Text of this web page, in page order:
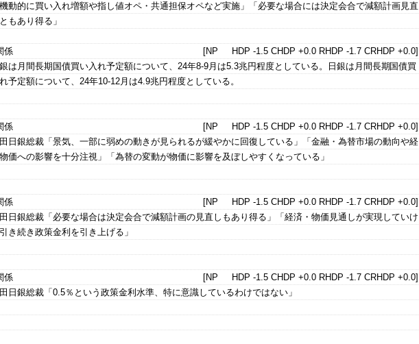
動的に買い入れ増額や指し値オペ・共通担保オペなど実施」「必要な場合には決定会合で減額計画見直
もあり得る」
係
[NP HDP -1.5 CHDP +0.0 RHDP -1.7 CRHDP +0.0]
銀は月間長期国債買い入れ予定額について、24年8-9月は5.3兆円程度としている。日銀は月間長期国債買
予定額について、24年10-12月は4.9兆円程度としている。
係
[NP HDP -1.5 CHDP +0.0 RHDP -1.7 CRHDP +0.0]
田日銀総裁「景気、一部に弱めの動きが見られるが緩やかに回復している」「金融・為替市場の動向や経
価への影響を十分注視」「為替の変動が物価に影響を及ぼしやすくなっている」
係
[NP HDP -1.5 CHDP +0.0 RHDP -1.7 CRHDP +0.0]
田日銀総裁「必要な場合は決定会合で減額計画の見直しもあり得る」「経済・物価見通しが実現していけ
き続き政策金利を引き上げる」
係
[NP HDP -1.5 CHDP +0.0 RHDP -1.7 CRHDP +0.0]
田日銀総裁「0.5％という政策金利水準、特に意識しているわけではない」